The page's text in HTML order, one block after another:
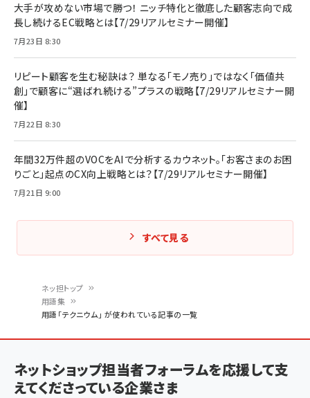
ン
く
ず
ネッ担トップ
用語集
用語「テクニウム」 が使われている記事の一覧
大手が攻めない市場で勝つ！ ニッチ特化と徹底した顧客志向で成
長し続けるEC戦略とは【7/29リアルセミナー開催】
7月23日 8:30
リピート顧客を生む秘訣は？ 単なる「モノ売り」ではなく「価値共
創」で顧客に“選ばれ続ける”プラスの戦略【7/29リアルセミナー開
催】
7月22日 8:30
年間32万件超のVOCをAIで分析するカウネット。「お客さまのお困
りごと」起点のCX向上戦略とは？【7/29リアルセミナー開催】
7月21日 9:00
すべて見る
ネットショップ担当者フォーラムを応援して支
えてくださっている企業さま